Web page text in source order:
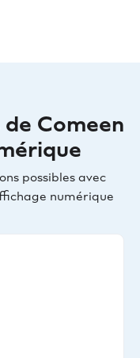
Comeen
possibles avec
numérique